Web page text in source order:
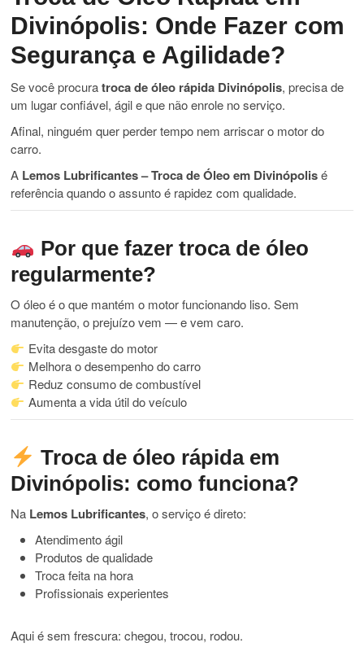
Divinópolis: Onde Fazer com
Segurança e Agilidade?
Se você procuratroca de óleo rápida Divinópolis, precisa de
um lugar confiável, ágil e que não enrole no serviço.
Afinal, ninguém quer perder tempo nem arriscar o motor do
carro.
A Lemos Lubrificantes – Troca de Óleo em Divinópolisé
referência quando o assunto é rapidez com qualidade.
Por que fazer troca de óleo
regularmente?
O óleo é o que mantém o motor funcionando liso. Sem
manutenção, o prejuízo vem — e vem caro.
Evita desgaste do motor
Melhora o desempenho do carro
Reduz consumo de combustível
Aumenta a vida útil do veículo
Troca de óleo rápida em
Divinópolis: como funciona?
Na Lemos Lubrificantes, o serviço é direto:
Atendimento ágil
Produtos de qualidade
Troca feita na hora
Profissionais experientes
Aqui é sem frescura: chegou, trocou, rodou.